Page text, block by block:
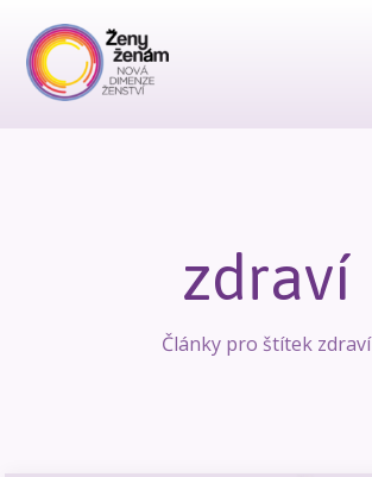
zdraví
Články pro štítek zdraví